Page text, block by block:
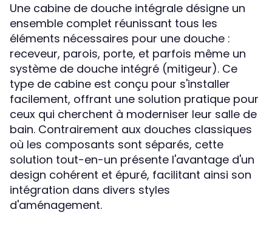
Une cabine de douche intégrale désigne un
ensemble complet réunissant tous les
éléments nécessaires pour une douche :
receveur, parois, porte, et parfois même un
système de douche intégré (mitigeur). Ce
type de cabine est conçu pour s'installer
facilement, offrant une solution pratique pour
ceux qui cherchent à moderniser leur salle de
bain. Contrairement aux douches classiques
où les composants sont séparés, cette
solution tout-en-un présente l'avantage d'un
design cohérent et épuré, facilitant ainsi son
intégration dans divers styles
d'aménagement.